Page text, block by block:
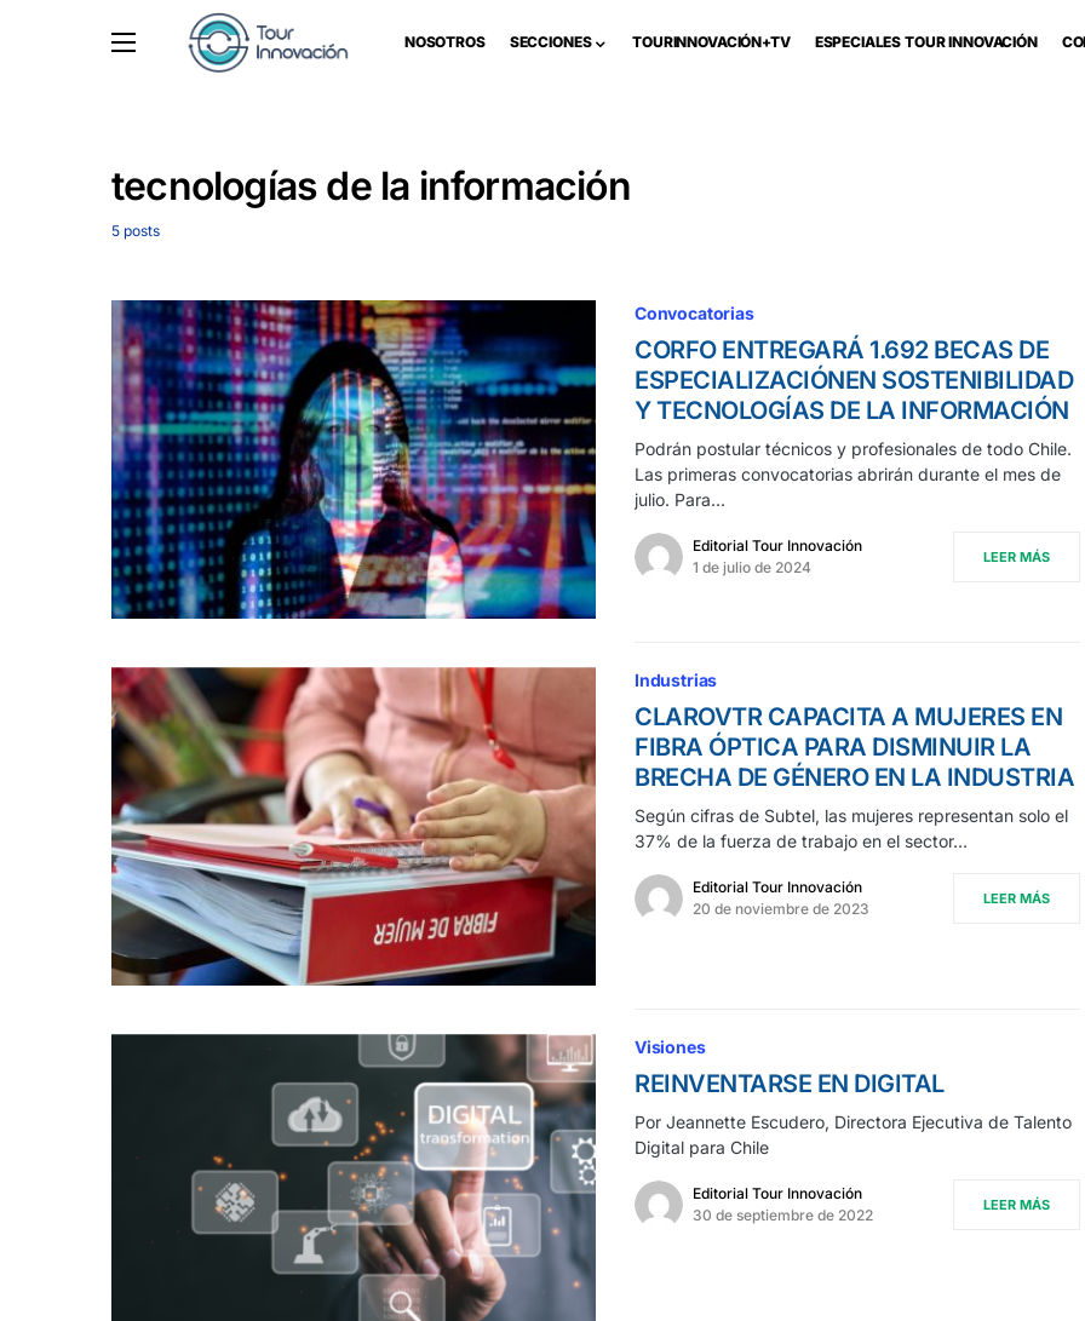
NOSOTROS SECCIONES TOURINNOVACIÓN+TV ESPECIALES TOUR INNOVACIÓN
tecnologías de la información
5 posts
Convocatorias
CORFO ENTREGARÁ 1.692 BECAS DE
ESPECIALIZACIÓNEN SOSTENIBILIDAD
Y TECNOLOGÍAS DE LA INFORMACIÓN
Podrán postular técnicos y profesionales de todo Chile.
Las primeras convocatorias abrirán durante el mes de
julio. Para…
Editorial Tour Innovación
1 de julio de 2024
LEER MÁS
Industrias
CLAROVTR CAPACITA A MUJERES EN
FIBRA ÓPTICA PARA DISMINUIR LA
BRECHA DE GÉNERO EN LA INDUSTRIA
Según cifras de Subtel, las mujeres representan solo el
37% de la fuerza de trabajo en el sector…
Editorial Tour Innovación
20 de noviembre de 2023
LEER MÁS
Visiones
REINVENTARSE EN DIGITAL
Por Jeannette Escudero, Directora Ejecutiva de Talento
Digital para Chile
Editorial Tour Innovación
30 de septiembre de 2022
LEER MÁS